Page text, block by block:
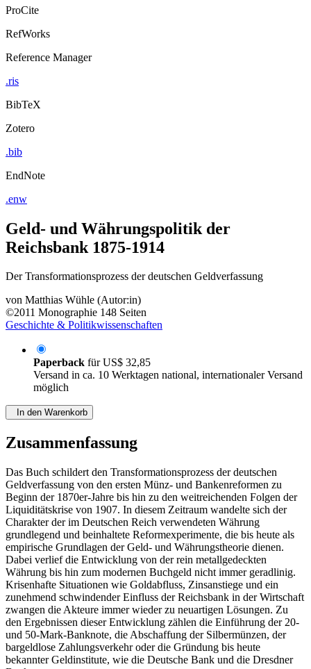
ProCite
RefWorks
Reference Manager
.ris
BibTeX
Zotero
.bib
EndNote
.enw
Geld- und Währungspolitik der
Reichsbank 1875-1914
Der Transformationsprozess der deutschen Geldverfassung
von Matthias Wühle (Autor:in)
©2011 Monographie 148 Seiten
Geschichte & Politikwissenschaften
Paperback fürUS$ 32,85
Versand in ca. 10 Werktagen national, internationaler Versand
möglich
In den Warenkorb
Zusammenfassung
Das Buch schildert den Transformationsprozess der deutschen
Geldverfassung von den ersten Münz- und Bankenreformen zu
Beginn der 1870er-Jahre bis hin zu den weitreichenden Folgen der
Liquiditätskrise von 1907. In diesem Zeitraum wandelte sich der
Charakter der im Deutschen Reich verwendeten Währung
grundlegend und beinhaltete Reformexperimente, die bis heute als
empirische Grundlagen der Geld- und Währungstheorie dienen.
Dabei verlief die Entwicklung von der rein metallgedeckten
Währung bis hin zum modernen Buchgeld nicht immer geradlinig.
Krisenhafte Situationen wie Goldabfluss, Zinsanstiege und ein
zunehmend schwindender Einfluss der Reichsbank in der Wirtschaft
zwangen die Akteure immer wieder zu neuartigen Lösungen. Zu
den Ergebnissen dieser Entwicklung zählen die Einführung der 20-
und 50-Mark-Banknote, die Abschaffung der Silbermünzen, der
bargeldlose Zahlungsverkehr oder die Gründung bis heute
bekannter Geldinstitute, wie die Deutsche Bank und die Dresdner